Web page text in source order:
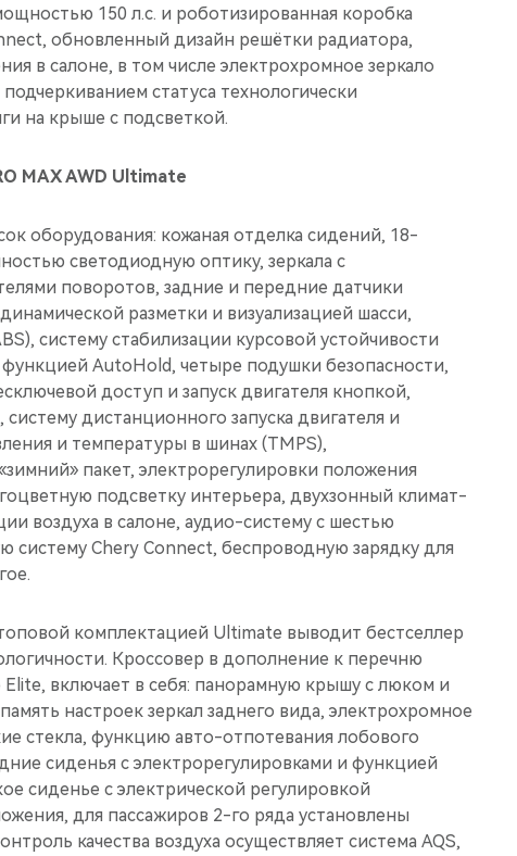
150 л.c. и роботизированная коробка
обновленный дизайн решётки радиатора,
в салоне, в том числе электрохромное зеркало
статуса технологически
на крыше с подсветкой.
MAX AWD Ultimate
оборудования: кожаная отделка сидений, 18-
светодиодную оптику, зеркала с
поворотов, задние и передние датчики
разметки и визуализацией шасси,
систему стабилизации курсовой устойчивости
AutoHold, четыре подушки безопасности,
доступ и запуск двигателя кнопкой,
дистанционного запуска двигателя и
и температуры в шинах (TMPS),
пакет, электрорегулировки положения
подсветку интерьера, двухзонный климат-
воздуха в салоне, aудио-систему c шестью
систему Chery Connect, беспроводную зарядку для
комплектацией Ultimate выводит бестселлер
Кроссовер в дополнение к перечню
включает в себя: панорамную крышу с люком и
настроек зеркал заднего вида, электрохромное
стекла, функцию авто-отпотевания лобового
сиденья с электрорегулировками и функцией
сиденье с электрической регулировкой
для пассажиров 2-го ряда установлены
качества воздуха осуществляет система AQS,